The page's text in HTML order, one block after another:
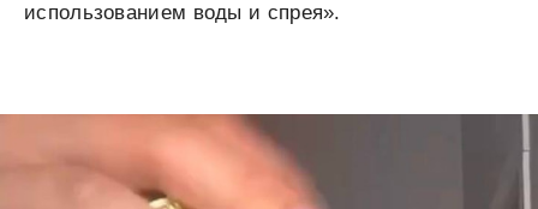
использованием воды и спрея».